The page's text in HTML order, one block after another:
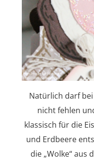
Natürlich darf
nicht fehlen
klassisch für die
und Erdbeere
die „Wolke“ aus